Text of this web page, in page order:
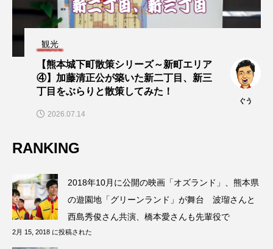
観光
【熊本城下町散策シリーズ～新町エリア
④】加藤清正公が築いた新二丁目、新三
丁目をぶらりと散策してみた！
ぐう
2026.07.14
RANKING
2018年10月に公開の映画「オズランド」、熊本県
の遊園地「グリーンランド」が舞台 波瑠さんと
西島秀俊さん共演、橋本愛さんも先輩役で
2月 15, 2018 に投稿された